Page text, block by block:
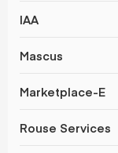
IAA
Mascus
Marketplace-E
Rouse Services